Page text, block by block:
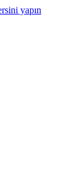
yapın